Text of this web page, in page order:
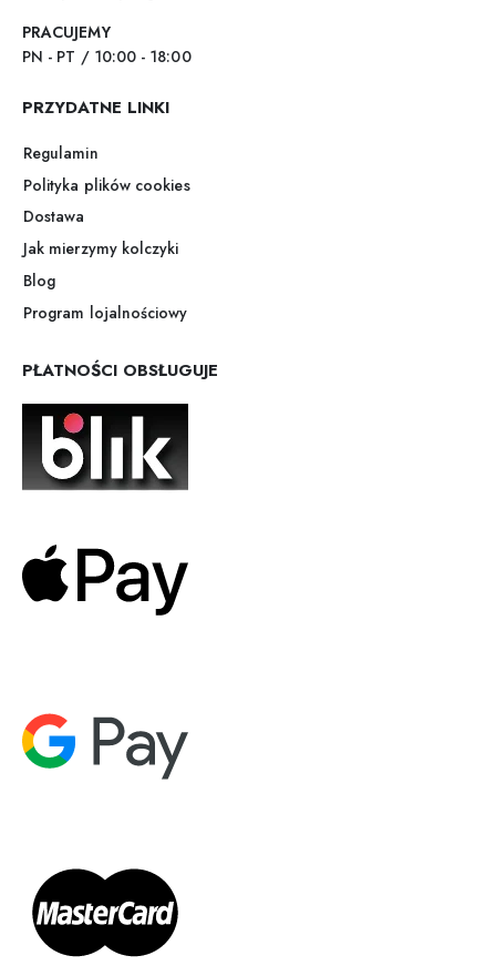
PRACUJEMY
PN - PT / 10:00 - 18:00
PRZYDATNE LINKI
Regulamin
Polityka plików cookies
Dostawa
Jak mierzymy kolczyki
Blog
Program lojalnościowy
PŁATNOŚCI OBSŁUGUJE